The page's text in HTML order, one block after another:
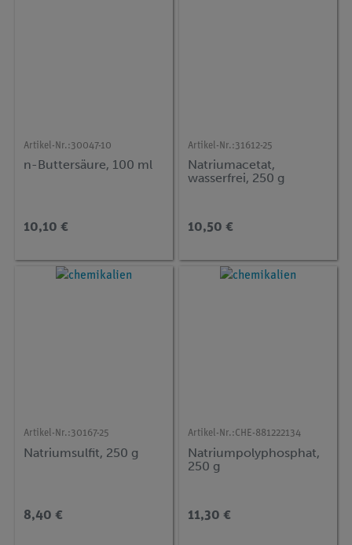
Artikel-Nr.:30047-10
n-Buttersäure, 100 ml
10,10 €
Artikel-Nr.:31612-25
Natriumacetat,
wasserfrei, 250 g
10,50 €
Artikel-Nr.:30167-25
Natriumsulfit, 250 g
8,40 €
Artikel-Nr.:CHE-881222134
Natriumpolyphosphat,
250 g
11,30 €